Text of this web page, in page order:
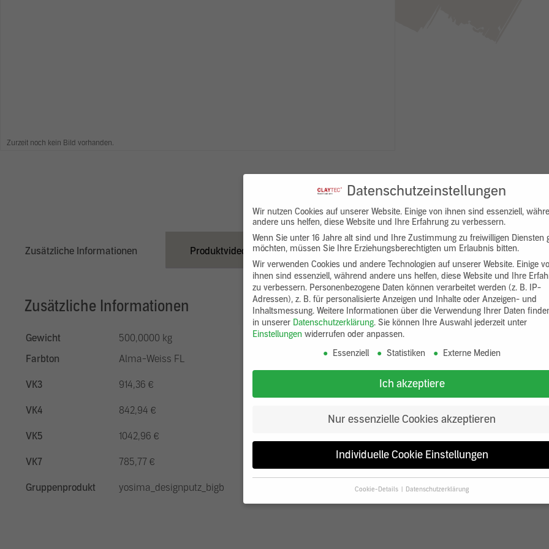
Zurzeit noch kein Bild vorhanden.
Zusätzliche Informationen Produktvideo Downloads Produktbeschreibung
Zusätzliche Informationen
Gewicht
500,0000 kg
Farbton
Alma-Weiss FL
VK3 914,36 €
VK4 842,94 €
VK5 1042,96 €
VK7 785,77 €
Gruppenprodukt yosima_designputz_bigb
Datenschutzeinstellungen
Wir nutzen Cookies auf unserer Website. Einige von ihnen sind essenziell,
andere uns helfen, diese Website und Ihre Erfahrung zu verbessern.
Wenn Sie unter 16 Jahre alt sind und Ihre Zustimmung zu freiwilligen Diensten
möchten, müssen Sie Ihre Erziehungsberechtigten um Erlaubnis bitten.
Wir verwenden Cookies und andere Technologien auf unserer Website. Einige
ihnen sind essenziell, während andere uns helfen, diese Website und Ihre
zu verbessern. Personenbezogene Daten können verarbeitet werden (z. B. IP-
Adressen), z. B. für personalisierte Anzeigen und Inhalte oder Anzeigen- und
Inhaltsmessung. Weitere Informationen über die Verwendung Ihrer Daten
in unserer Datenschutzerklärung. Sie können Ihre Auswahl jederzeit unter
Einstellungen widerrufen oder anpassen.
Essenziell
Statistiken Externe Medien
Ich akzeptiere
Nur essenzielle Cookies akzeptieren
Individuelle Cookie Einstellungen
Cookie-Details Datenschutzerklärung
Datenschutzeinstellungen